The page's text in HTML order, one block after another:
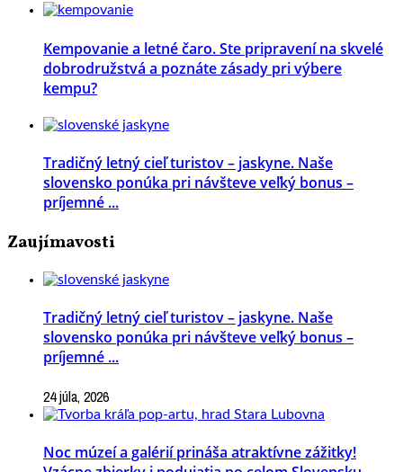
Kempovanie a letné čaro. Ste pripravení na skvelé
dobrodružstvá a poznáte zásady pri výbere
kempu?
Tradičný letný cieľ turistov – jaskyne. Naše
slovensko ponúka pri návšteve veľký bonus –
príjemné ...
Zaujímavosti
Tradičný letný cieľ turistov – jaskyne. Naše
slovensko ponúka pri návšteve veľký bonus –
príjemné ...
24 júla, 2026
Noc múzeí a galérií prináša atraktívne zážitky!